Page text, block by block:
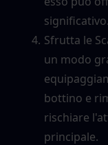
significativo.
Sfrutta le
un modo
bottino e
rischiare
principale.